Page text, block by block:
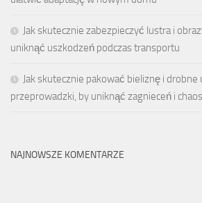
Jak skutecznie zabezpieczyć lustra i
uniknąć uszkodzeń podczas transportu
Jak skutecznie pakować bieliznę i drobne
przeprowadzki, by uniknąć zagnieceń i
NAJNOWSZE KOMENTARZE